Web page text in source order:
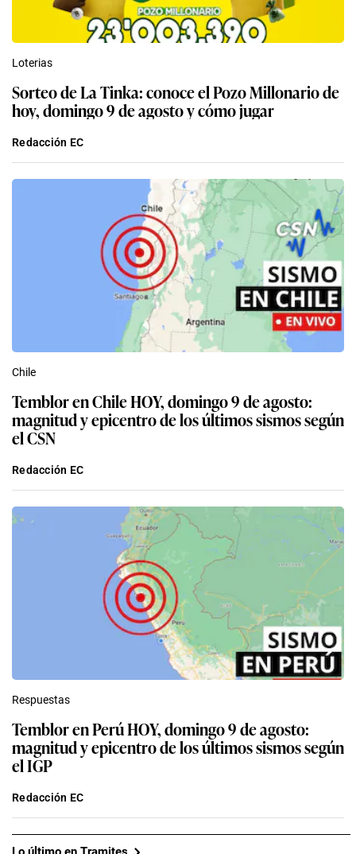
Loterias
Sorteo de La Tinka: conoce el Pozo Millonario de
hoy, domingo 9 de agosto y cómo jugar
Redacción EC
Chile
Temblor en Chile HOY, domingo 9 de agosto:
magnitud y epicentro de los últimos sismos según
el CSN
Redacción EC
Respuestas
Temblor en Perú HOY, domingo 9 de agosto:
magnitud y epicentro de los últimos sismos según
el IGP
Redacción EC